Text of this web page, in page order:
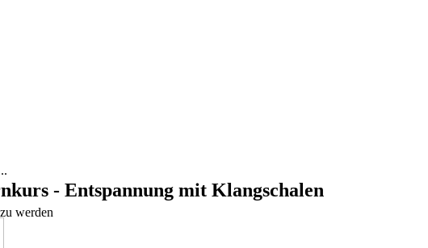
werden
- Entspannung mit Klangschalen